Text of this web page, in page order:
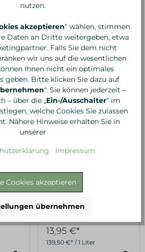
98,33 €* / 1 Liter
Bioturm
Öl-Molke Bad Arnika,
100 ml
139,50 €* / 1 Liter
13,95 €*
nutzen.
akzeptieren“ wählen, stimmen
Daten an Dritte weitergeben, etwa
Falls Sie dem nicht
wir uns auf die wesentlichen
Ihnen nicht ein optimales
geben. Bitte klicken Sie dazu auf
". Sie können jederzeit –
– über die „Ein-/Ausschalter“ im
welche Cookies Sie zulassen
Nähere Hinweise erhalten Sie in
unserer
Impressum
Cookies akzeptieren
übernehmen